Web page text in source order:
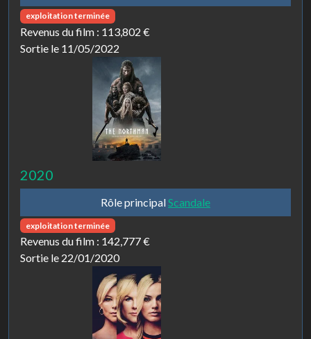
exploitation terminée
Revenus du film : 113,802 €
Sortie le 11/05/2022
2020
Rôle principalScandale
exploitation terminée
Revenus du film : 142,777 €
Sortie le 22/01/2020